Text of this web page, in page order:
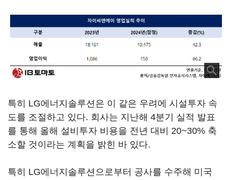
특히 LG에너지솔루션은 이 같은 우려에 시설투자 속
도를 조절하고 있다. 회사는 지난해 4분기 실적 발표
를 통해 올해 설비투자 비용을 전년 대비 20~30% 축
소할 것이라는 계획을 밝힌 바 있다.
특히 LG에너지솔루션으로부터 공사를 수주해 미국